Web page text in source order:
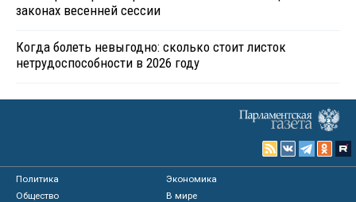
законах весенней сессии
Когда болеть невыгодно: сколько стоит листок
нетрудоспособности в 2026 году
Политика
Экономика
Общество
В мире